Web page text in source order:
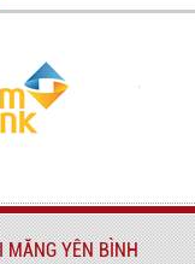
MĂNG YÊN BÌNH